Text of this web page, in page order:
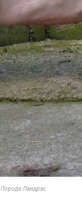
Порода Ландрас